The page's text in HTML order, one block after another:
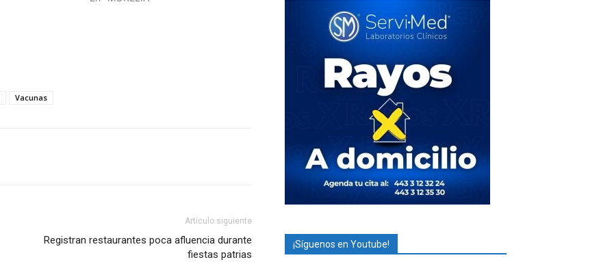
Vacunas
Artículo siguiente
Registran restaurantes poca afluencia durante
fiestas patrias
¡Síguenos en Youtube!